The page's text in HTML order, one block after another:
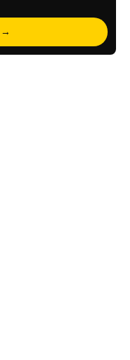
Σοφιάς-Allwyn
→